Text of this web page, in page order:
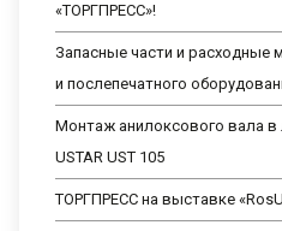
«ТОРГПРЕСС»!
Запасные части и расходные
и послепечатного
Монтаж анилоксового вала
USTAR UST 105
ТОРГПРЕСС на выставке